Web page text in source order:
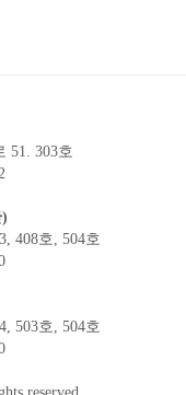
51. 303호
408호, 504호
503호, 504호